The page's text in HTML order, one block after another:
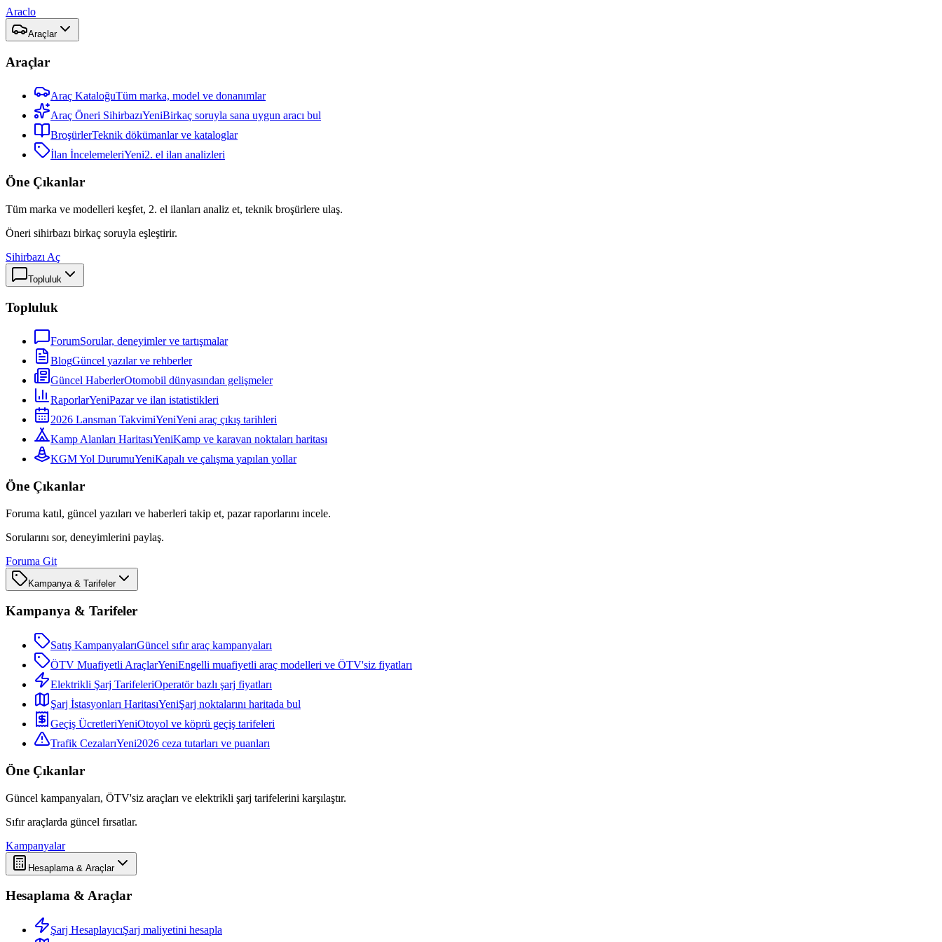
Araclo
Araçlar
Araçlar
Araç KataloğuTüm marka, model ve donanımlar
Araç Öneri SihirbazıYeniBirkaç soruyla sana uygun aracı bul
BroşürlerTeknik dökümanlar ve kataloglar
İlan İncelemeleriYeni2. el ilan analizleri
Öne Çıkanlar
Tüm marka ve modelleri keşfet, 2. el ilanları analiz et, teknik broşürlere ulaş.
Öneri sihirbazı birkaç soruyla eşleştirir.
Sihirbazı Aç
Topluluk
Topluluk
ForumSorular, deneyimler ve tartışmalar
BlogGüncel yazılar ve rehberler
Güncel HaberlerOtomobil dünyasından gelişmeler
RaporlarYeniPazar ve ilan istatistikleri
2026 Lansman TakvimiYeniYeni araç çıkış tarihleri
Kamp Alanları HaritasıYeniKamp ve karavan noktaları haritası
KGM Yol DurumuYeniKapalı ve çalışma yapılan yollar
Öne Çıkanlar
Foruma katıl, güncel yazıları ve haberleri takip et, pazar raporlarını incele.
Sorularını sor, deneyimlerini paylaş.
Foruma Git
Kampanya & Tarifeler
Kampanya & Tarifeler
Satış KampanyalarıGüncel sıfır araç kampanyaları
ÖTV Muafiyetli AraçlarYeniEngelli muafiyetli araç modelleri ve ÖTV'siz fiyatları
Elektrikli Şarj TarifeleriOperatör bazlı şarj fiyatları
Şarj İstasyonları HaritasıYeniŞarj noktalarını haritada bul
Geçiş ÜcretleriYeniOtoyol ve köprü geçiş tarifeleri
Trafik CezalarıYeni2026 ceza tutarları ve puanları
Öne Çıkanlar
Güncel kampanyaları, ÖTV'siz araçları ve elektrikli şarj tarifelerini karşılaştır.
Sıfır araçlarda güncel fırsatlar.
Kampanyalar
Hesaplama & Araçlar
Hesaplama & Araçlar
Şarj HesaplayıcıŞarj maliyetini hesapla